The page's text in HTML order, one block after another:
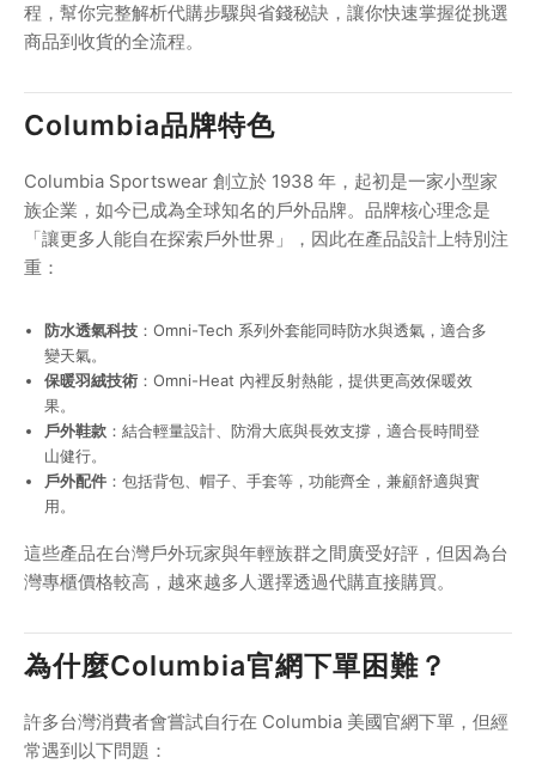
程，幫你完整解析代購步驟與省錢秘訣，讓你快速掌握從挑選
商品到收貨的全流程。
Columbia品牌特色
Columbia Sportswear 創立於 1938 年，起初是一家小型家
族企業，如今已成為全球知名的戶外品牌。品牌核心理念是
「讓更多人能自在探索戶外世界」，因此在產品設計上特別注
重：
防水透氣科技：Omni-Tech 系列外套能同時防水與透氣，適合多
變天氣。
保暖羽絨技術：Omni-Heat 內裡反射熱能，提供更高效保暖效
果。
戶外鞋款：結合輕量設計、防滑大底與長效支撐，適合長時間登
山健行。
戶外配件：包括背包、帽子、手套等，功能齊全，兼顧舒適與實
用。
這些產品在台灣戶外玩家與年輕族群之間廣受好評，但因為台
灣專櫃價格較高，越來越多人選擇透過代購直接購買。
為什麼Columbia官網下單困難？
許多台灣消費者會嘗試自行在 Columbia 美國官網下單，但經
常遇到以下問題：